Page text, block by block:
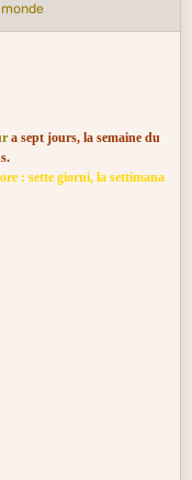
a sept jours, la semaine du
: sette giorni, la settimana